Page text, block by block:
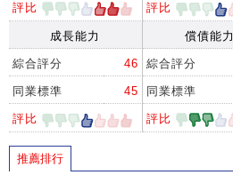
評比 評比
成長能力 償債能力
綜合評分 46 綜合評分
同業標準 45 同業標準
評比 評比
推薦排行